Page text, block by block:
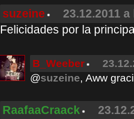
suzeine
23.12.2011
Felicidades por la
B_Weeber
@suzeine, Aww
RaafaaCraack